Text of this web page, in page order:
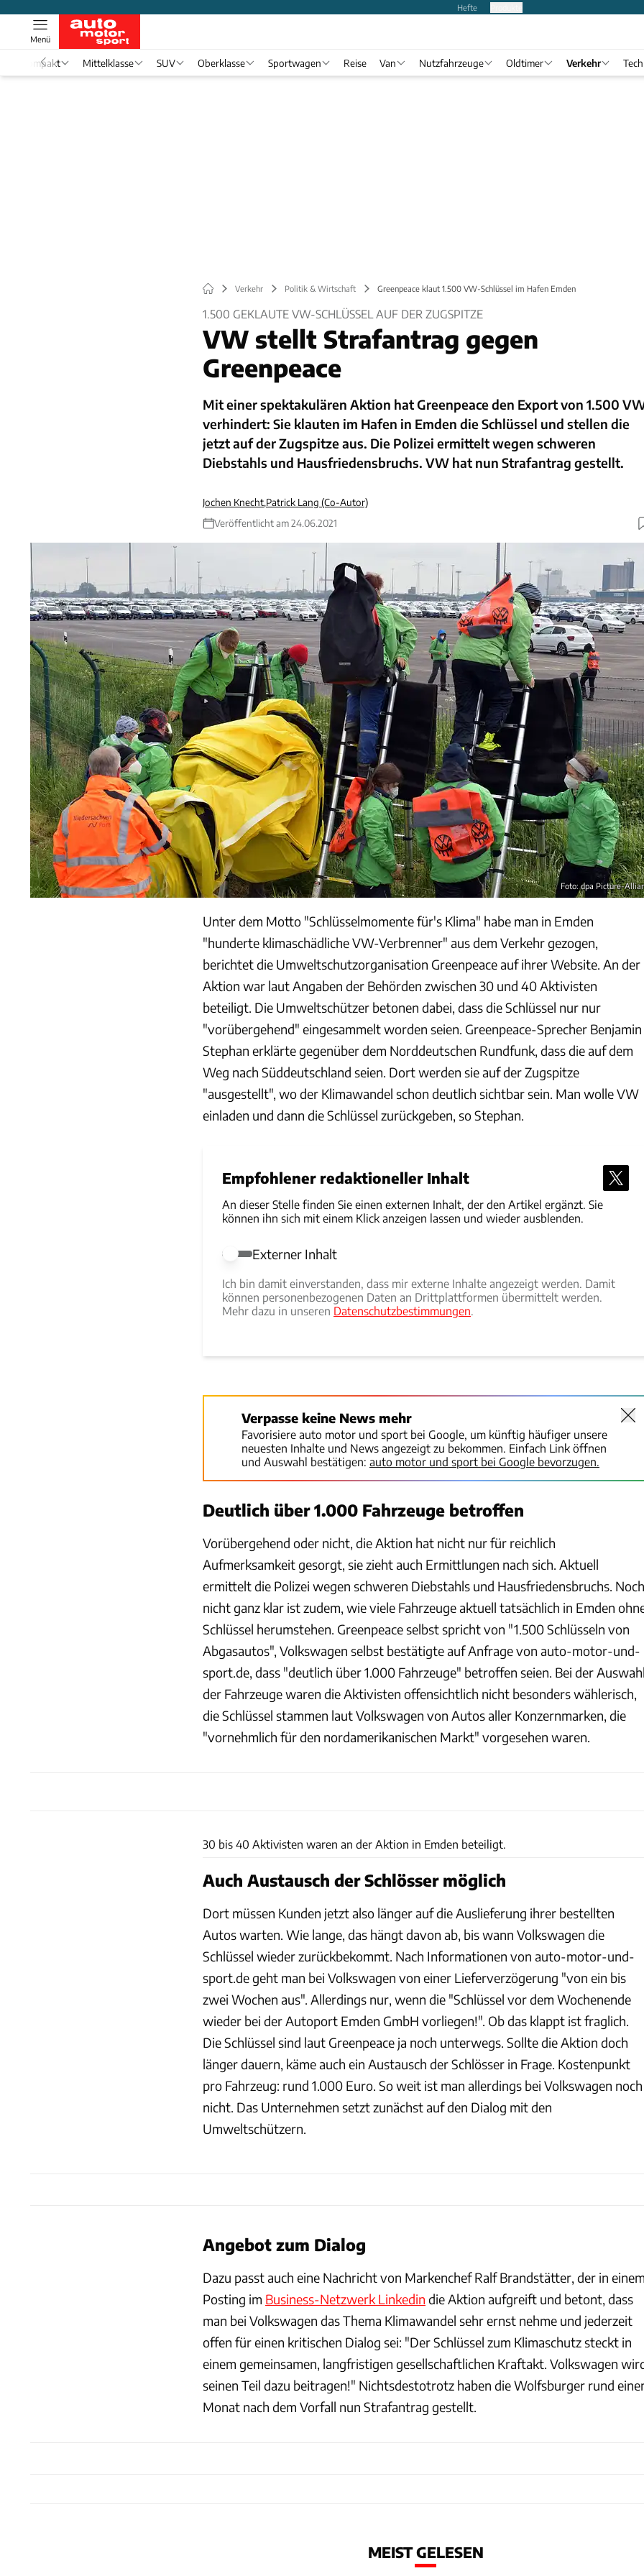
Hefte
Menü
Kompakt Mittelklasse SUV Oberklasse Sportwagen Reise Van Nutzfahrzeuge Oldtimer Verkehr
Verkehr Politik & Wirtschaft Greenpeace klaut 1.500 VW-Schlüssel im Hafen Emden
1.500 GEKLAUTE VW-SCHLÜSSEL AUF DER ZUGSPITZE
VW stellt Strafantrag gegen
Greenpeace
Mit einer spektakulären Aktion hat Greenpeace den Export von 1.500
verhindert: Sie klauten im Hafen in Emden die Schlüssel und stellen die
jetzt auf der Zugspitze aus. Die Polizei ermittelt wegen schweren
Diebstahls und Hausfriedensbruchs. VW hat nun Strafantrag gestellt.
Jochen Knecht,Patrick Lang (Co-Autor)
Veröffentlicht am 24.06.2021
Foto: dpa Picture-
Unter dem Motto "Schlüsselmomente für's Klima" habe man in Emden
"hunderte klimaschädliche VW-Verbrenner" aus dem Verkehr gezogen,
berichtet die Umweltschutzorganisation Greenpeace auf ihrer Website. An der
Aktion war laut Angaben der Behörden zwischen 30 und 40 Aktivisten
beteiligt. Die Umweltschützer betonen dabei, dass die Schlüssel nur nur
"vorübergehend" eingesammelt worden seien. Greenpeace-Sprecher Benjamin
Stephan erklärte gegenüber dem Norddeutschen Rundfunk, dass die auf dem
Weg nach Süddeutschland seien. Dort werden sie auf der Zugspitze
"ausgestellt", wo der Klimawandel schon deutlich sichtbar sein. Man wolle VW
einladen und dann die Schlüssel zurückgeben, so Stephan.
Empfohlener redaktioneller Inhalt
An dieser Stelle finden Sie einen externen Inhalt, der den Artikel ergänzt. Sie
können ihn sich mit einem Klick anzeigen lassen und wieder ausblenden.
Externer Inhalt erlauben
Externer Inhalt
Ich bin damit einverstanden, dass mir externe Inhalte angezeigt werden. Damit
können personenbezogenen Daten an Drittplattformen übermittelt werden.
Mehr dazu in unseren Datenschutzbestimmungen
Verpasse keine News mehr
Favorisiere auto motor und sport bei Google, um künftig häufiger unsere
neuesten Inhalte und News angezeigt zu bekommen. Einfach Link öffnen
und Auswahl bestätigen: auto motor und sport bei Google bevorzugen.
Deutlich über 1.000 Fahrzeuge betroffen
Vorübergehend oder nicht, die Aktion hat nicht nur für reichlich
Aufmerksamkeit gesorgt, sie zieht auch Ermittlungen nach sich. Aktuell
ermittelt die Polizei wegen schweren Diebstahls und Hausfriedensbruchs. Noch
nicht ganz klar ist zudem, wie viele Fahrzeuge aktuell tatsächlich in Emden
Schlüssel herumstehen. Greenpeace selbst spricht von "1.500 Schlüsseln von
Abgasautos", Volkswagen selbst bestätigte auf Anfrage von auto-motor-und-
sport.de, dass "deutlich über 1.000 Fahrzeuge" betroffen seien. Bei der
der Fahrzeuge waren die Aktivisten offensichtlich nicht besonders wählerisch,
die Schlüssel stammen laut Volkswagen von Autos aller Konzernmarken, die
"vornehmlich für den nordamerikanischen Markt" vorgesehen waren.
30 bis 40 Aktivisten waren an der Aktion in Emden beteiligt.
Auch Austausch der Schlösser möglich
Dort müssen Kunden jetzt also länger auf die Auslieferung ihrer bestellten
Autos warten. Wie lange, das hängt davon ab, bis wann Volkswagen die
Schlüssel wieder zurückbekommt. Nach Informationen von auto-motor-und-
sport.de geht man bei Volkswagen von einer Lieferverzögerung "von ein bis
zwei Wochen aus". Allerdings nur, wenn die "Schlüssel vor dem Wochenende
wieder bei der Autoport Emden GmbH vorliegen!". Ob das klappt ist fraglich.
Die Schlüssel sind laut Greenpeace ja noch unterwegs. Sollte die Aktion doch
länger dauern, käme auch ein Austausch der Schlösser in Frage. Kostenpunkt
pro Fahrzeug: rund 1.000 Euro. So weit ist man allerdings bei Volkswagen noch
nicht. Das Unternehmen setzt zunächst auf den Dialog mit den
Umweltschützern.
Angebot zum Dialog
Dazu passt auch eine Nachricht von Markenchef Ralf Brandstätter, der in
Posting im Business-Netzwerk Linkedin die Aktion aufgreift und betont, dass
man bei Volkswagen das Thema Klimawandel sehr ernst nehme und jederzeit
offen für einen kritischen Dialog sei: "Der Schlüssel zum Klimaschutz steckt in
einem gemeinsamen, langfristigen gesellschaftlichen Kraftakt. Volkswagen
seinen Teil dazu beitragen!" Nichtsdestotrotz haben die Wolfsburger rund
Monat nach dem Vorfall nun Strafantrag gestellt.
MEIST GELESEN